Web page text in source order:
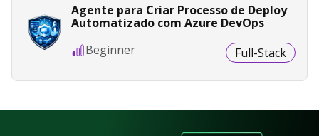
Agente para Criar Processo de Deploy
Automatizado com Azure DevOps
Beginner
Full-Stack